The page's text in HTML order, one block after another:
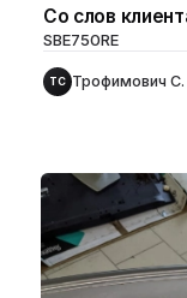
Со слов
SBE750RE
ТС Трофимович